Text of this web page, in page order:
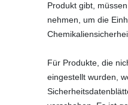
Produkt gibt,
nehmen, um die
Für Produkte, die
eingestellt wurden,